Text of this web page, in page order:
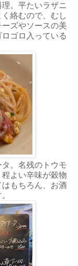
。平たいラザニ
絡むので、むし
ズやソースの美
ゴロ入っている
。名残のトウモ
よい辛味が穀物
もちろん、お酒